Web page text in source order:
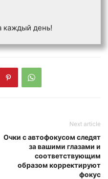
каждый день!
Next article
Очки с автофокусом следят
за вашими глазами и
соответствующим
образом корректируют
фокус